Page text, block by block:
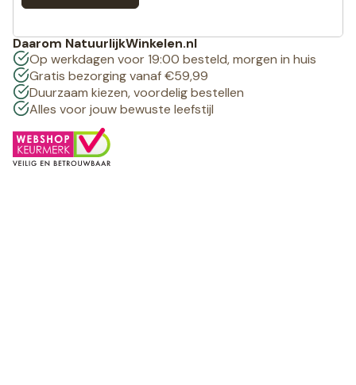
Daarom NatuurlijkWinkelen.nl
Op werkdagen voor 19:00 besteld, morgen in huis
Gratis bezorging vanaf €59,99
Duurzaam kiezen, voordelig bestellen
Alles voor jouw bewuste leefstijl